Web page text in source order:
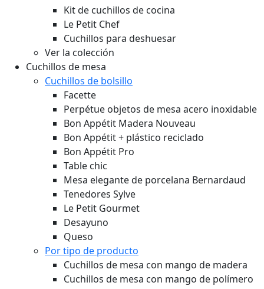
Kit de cuchillos de cocina
Le Petit Chef
Cuchillos para deshuesar
Ver la colección
Cuchillos de mesa
Cuchillos de bolsillo
Facette
Perpétue objetos de mesa acero inoxidable
Bon Appétit Madera Nouveau
Bon Appétit + plástico reciclado
Bon Appétit Pro
Table chic
Mesa elegante de porcelana Bernardaud
Tenedores Sylve
Le Petit Gourmet
Desayuno
Queso
Por tipo de producto
Cuchillos de mesa con mango de madera
Cuchillos de mesa con mango de polímero